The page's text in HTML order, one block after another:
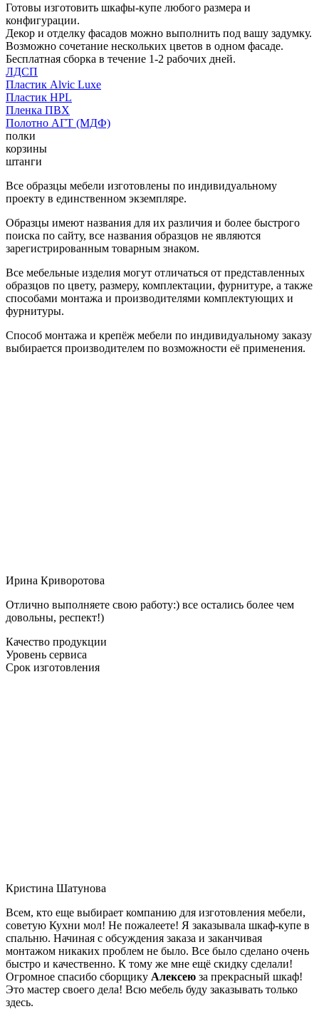
Готовы изготовить шкафы-купе любого размера и
конфигурации.
Декор и отделку фасадов можно выполнить под вашу задумку.
Возможно сочетание нескольких цветов в одном фасаде.
Бесплатная сборка в течение 1-2 рабочих дней.
ЛДСП
Пластик Alvic Luxe
Пластик HPL
Пленка ПВХ
Полотно АГТ (МДФ)
полки
корзины
штанги
Все образцы мебели изготовлены по индивидуальному
проекту в единственном экземпляре.
Образцы имеют названия для их различия и более быстрого
поиска по сайту, все названия образцов не являются
зарегистрированным товарным знаком.
Все мебельные изделия могут отличаться от представленных
образцов по цвету, размеру, комплектации, фурнитуре, а также
способами монтажа и производителями комплектующих и
фурнитуры.
Способ монтажа и крепёж мебели по индивидуальному заказу
выбирается производителем по возможности её применения.
Ирина Криворотова
Отлично выполняете свою работу:) все остались более чем
довольны, респект!)
Качество продукции
Уровень сервиса
Срок изготовления
Кристина Шатунова
Всем, кто еще выбирает компанию для изготовления мебели,
советую Кухни мол! Не пожалеете! Я заказывала шкаф-купе в
спальню. Начиная с обсуждения заказа и заканчивая
монтажом никаких проблем не было. Все было сделано очень
быстро и качественно. К тому же мне ещё скидку сделали!
Огромное спасибо сборщику Алексею за прекрасный шкаф!
Это мастер своего дела! Всю мебель буду заказывать только
здесь.